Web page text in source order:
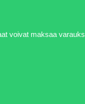
voivat maksaa